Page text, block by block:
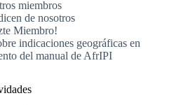
miembros
de nosotros
Miembro!
indicaciones geográficas en
del manual de AfrIPI